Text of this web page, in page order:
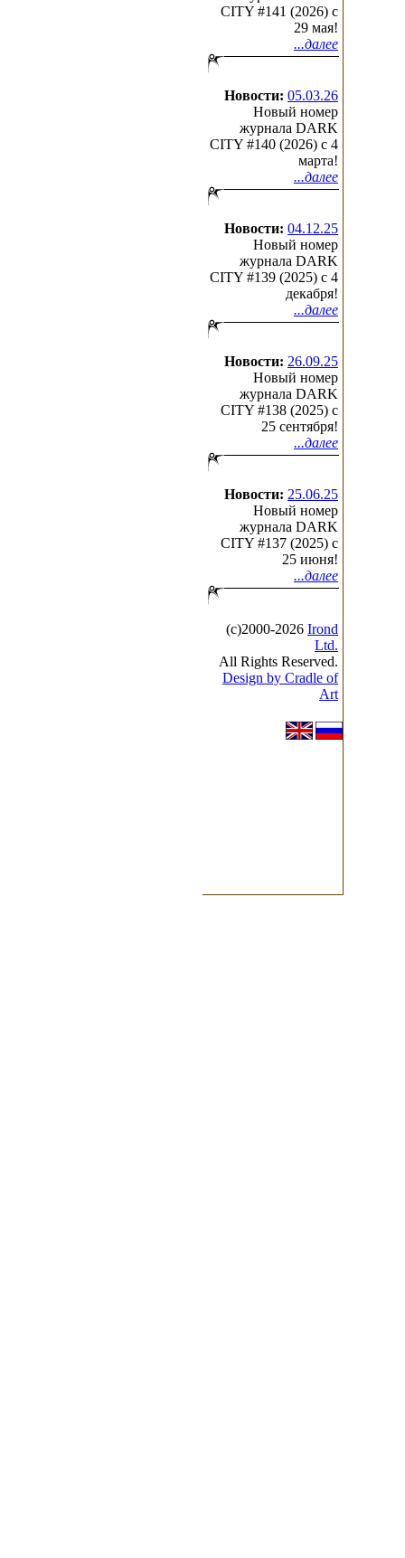
CITY #141 (2026) c
29 мая!
...далее
Новости: 05.03.26
Новый номер
журнала DARK
CITY #140 (2026) c 4
марта!
...далее
Новости: 04.12.25
Новый номер
журнала DARK
CITY #139 (2025) c 4
декабря!
...далее
Новости: 26.09.25
Новый номер
журнала DARK
CITY #138 (2025) c
25 сентября!
...далее
Новости: 25.06.25
Новый номер
журнала DARK
CITY #137 (2025) c
25 июня!
...далее
(с)2000-2026 Irond
Ltd.
All Rights Reserved.
Design by Cradle of
Art